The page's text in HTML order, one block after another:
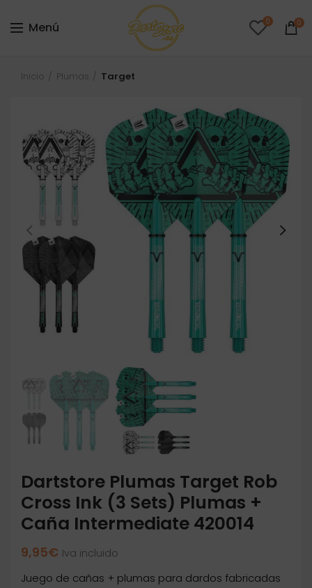
Menú 0 0
Inicio Plumas Target
Dartstore Plumas Target Rob
Cross Ink (3 Sets) Plumas +
Caña Intermediate 420014
9,95€ Iva incluido
Juego de cañas + plumas para dardos fabricadas